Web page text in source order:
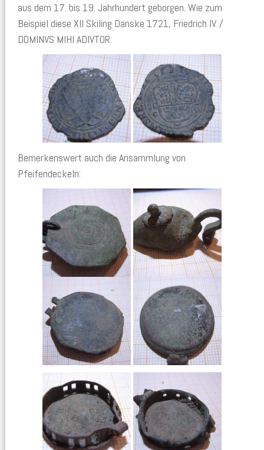
aus dem 17. bis 19. Jahrhundert geborgen. Wie zum
Beispiel diese XII Skiling Danske 1721, Friedrich IV. /
DOMINVS MIHI ADIVTOR:
Bemerkenswert auch die Ansammlung von
Pfeifendeckeln: